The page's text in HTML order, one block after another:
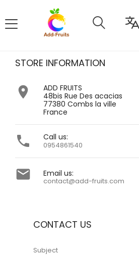
STORE INFORMATION

ADD FRUITS
48bis Rue Des acacias
77380 Combs la ville
France
 Call us:
0954861540
 Email us:
contact@add-fruits.com
CONTACT US
Subject